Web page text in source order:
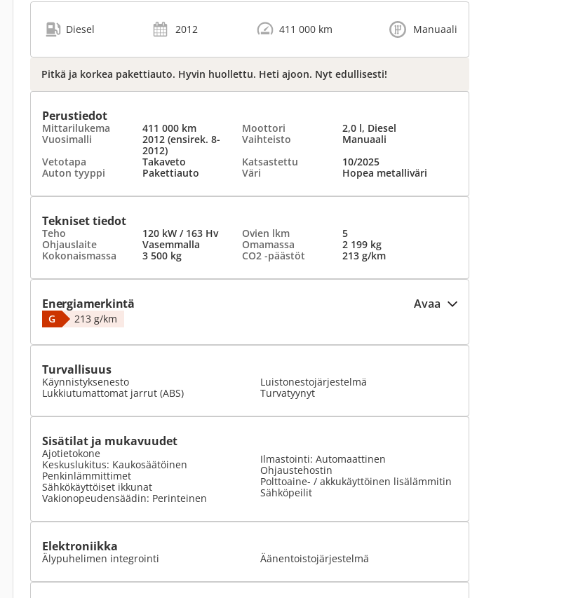
Diesel 2012 411 000 km Manuaali
Pitkä ja korkea pakettiauto. Hyvin huollettu. Heti ajoon. Nyt edullisesti!
Perustiedot
Mittarilukema 411 000 km Moottori
2,0 l, Diesel
Vuosimalli
2012 (ensirek. 8-
2012)
Vaihteisto
Manuaali
Vetotapa
Takaveto Katsastettu
10/2025
Auton tyyppi
Pakettiauto Väri Hopea metalliväri
Tekniset tiedot
Teho 120 kW / 163 Hv Ovien lkm
5
Ohjauslaite
Vasemmalla Omamassa
2 199 kg
Kokonaismassa
3 500 kg CO2 -päästöt 213 g/km
Energiamerkintä Avaa
G 213 g/km
Turvallisuus
Käynnistyksenesto
Lukkiutumattomat jarrut (ABS)
Luistonestojärjestelmä
Turvatyynyt
Sisätilat ja mukavuudet
Ajotietokone
Keskuslukitus: Kaukosäätöinen
Penkinlämmittimet
Sähkökäyttöiset ikkunat
Vakionopeudensäädin: Perinteinen
Ilmastointi: Automaattinen
Ohjaustehostin
Polttoaine- / akkukäyttöinen lisälämmitin
Sähköpeilit
Elektroniikka
Älypuhelimen integrointi Äänentoistojärjestelmä